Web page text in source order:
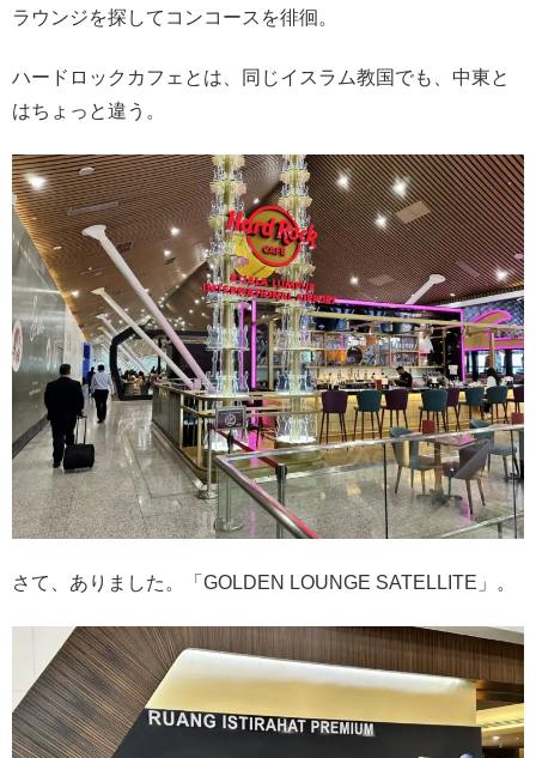
ラウンジを探してコンコースを徘徊。
ハードロックカフェとは、同じイスラム教国でも、中東と
はちょっと違う。
さて、ありました。「GOLDEN LOUNGE SATELLITE」。